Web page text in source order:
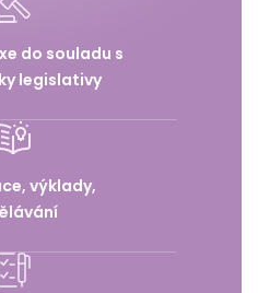
do souladu s
legislativy
výklady,